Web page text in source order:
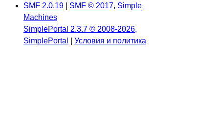
SMF 2.0.19
SMF © 2017, Simple
Machines
SimplePortal 2.3.7 © 2008-2026,
SimplePortal
Условия и политика